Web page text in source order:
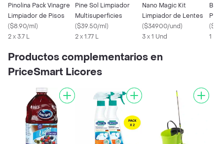
Pinolina Pack Vinagre
Limpiador de Pisos
($8.90/ml)
2 x 3.7 L
Pine Sol Limpiador
Multisuperficies
($39.50/ml)
2 x 1.77 L
Nano Magic Kit
Limpiador de Lentes
($34900/und)
3 x 1 Und
(
1 x
Productos complementarios en
PriceSmart Licores